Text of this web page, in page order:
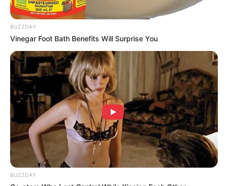
Pacar
–
Kekayaan
Tidak diketahui pasti berapa total kekayaan Fateh Halilintar,
kekayaannya berasal dari kariernya sebagai YouTuber.
YouTube
Dikutip dariSocial Bladetahun 2024, penghasilannya perhari 7-
114 dollar atau 109 ribu-1,7 juta rupiah, perbulan 214-3,4 ribu
dollar atau 3 juta-53 juta rupiah dan pertahun 2,6 ribu-41,2 ribu
dollar atau 40 juta-643 juta rupiah.
BUZZDAY
Vinegar Foot Bath Benefits Will Surprise You
BUZZDAY